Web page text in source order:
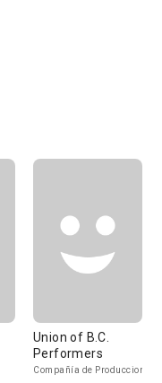
Union of B.C.
Performers
Compañía de Produccion